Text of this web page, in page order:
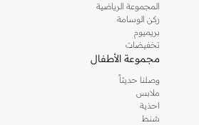
المجموعة الرياضية
ركن الوسامة
بريميوم
تخفيضات
مجموعة الأطفال
وصلنا حديثاً
ملابس
احذية
شنط